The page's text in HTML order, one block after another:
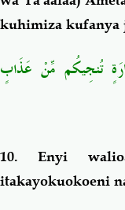
kuhimiza
تُنجِيكُم مِّنْ عَذَابٍ
10.Enyi
itakayokuokoeni